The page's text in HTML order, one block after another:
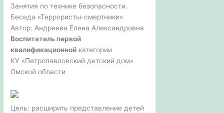
Занятия по технике безопасности.
Беседа «Террористы-смертники»
Автор: Андреева Елена Александровна
Воспитатель первой
квалификационной категории
КУ «Петропавловский детский дом»
Омской области
Цель: расширить представление детей